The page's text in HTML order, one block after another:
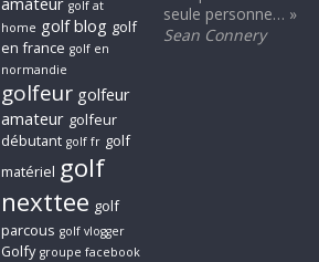
golf at
home golf blog golf
en france golf en
normandie
golfeur golfeur
amateur golfeur
débutant golf fr golf
matériel golf
nexttee golf
parcous golf vlogger
Golfy groupe facebook
seule personne… »
Sean Connery